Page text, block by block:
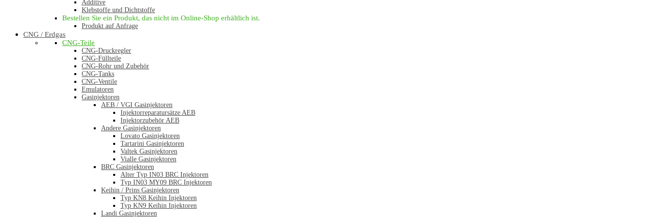
Additive
Klebstoffe und Dichtstoffe
Bestellen Sie ein Produkt, das nicht im Online-Shop erhältlich ist.
Produkt auf Anfrage
CNG / Erdgas
CNG-Teile
CNG-Druckregler
CNG-Füllteile
CNG-Rohr und Zubehör
CNG-Tanks
CNG-Ventile
Emulatoren
Gasinjektoren
AEB / VGI Gasinjektoren
Injektorreparatursätze AEB
Injektorzubehör AEB
Andere Gasinjektoren
Lovato Gasinjektoren
Tartarini Gasinjektoren
Valtek Gasinjektoren
Vialle Gasinjektoren
BRC Gasinjektoren
Alter Typ IN03 BRC Injektoren
Typ IN03 MY09 BRC Injektoren
Keihin / Prins Gasinjektoren
Typ KN8 Keihin Injektoren
Typ KN9 Keihin Injektoren
Landi Gasinjektoren